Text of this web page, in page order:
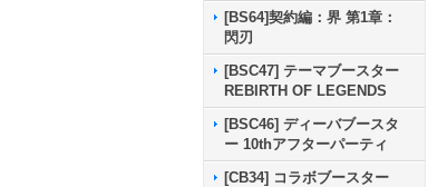
[BS64]契約編：界 第1章：
閃刃
[BSC47] テーマブースター
REBIRTH OF LEGENDS
[BSC46] ディーバブースタ
ー 10thアフターパーティ
[CB34] コラボブースター